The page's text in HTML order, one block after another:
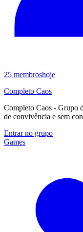
25 membroshoje
Completo Caos
Completo Caos - Grupo
de convivência e sem
Entrar no grupo
Games